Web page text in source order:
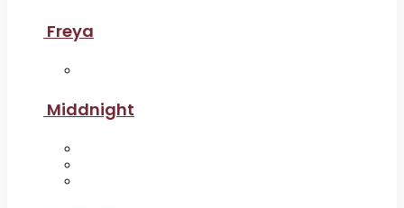
Freya
Middnight